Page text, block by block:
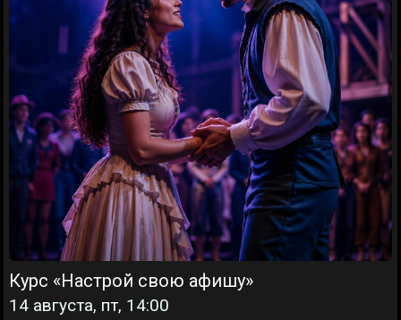
Курс «Настрой свою афишу»
14 августа, пт, 14:00